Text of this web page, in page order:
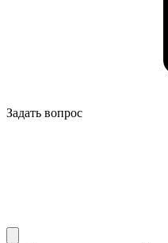
Задать вопрос